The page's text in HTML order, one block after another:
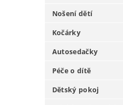
Nošení dětí
Kočárky
Autosedačky
Péče o dítě
Dětský pokoj